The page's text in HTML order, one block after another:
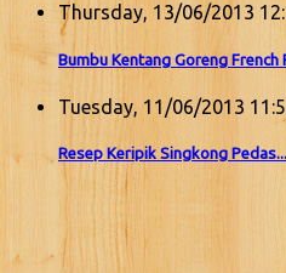
Thursday, 13/06/2013
Bumbu Kentang Goreng
Tuesday, 11/06/2013
Resep Keripik Singkong